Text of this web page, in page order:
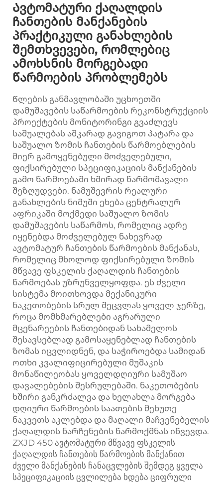
Ავტომატური ქაღალდის
ჩანთების მანქანების
პრაქტიკული განახლების
შემთხვევები, რომლებიც
ამოხსნის მორგებადი
წარმოების პრობლემებს
Წლების განმავლობაში უცხოეთში
დამუშავების საწარმოების რეკონსტრუქციის
პროექტების მონიტორინგი გვაძლევს
საშუალებას აშკარად გავიგოთ პატარა და
საშუალო ზომის ჩანთების წარმოებლების
მიერ გამოყენებული მოძველებული,
ფიქსირებული სპეციფიკაციის მანქანების
გამო წარმოებაში ხშირად წარმომავალი
შეზღუდვები. ნამუშევრის რეალური
განახლების ნიმუში ეხება ცენტრალურ
აფრიკაში მოქმედი საშუალო ზომის
დამუშავების საწარმოს, რომელიც ადრე
იყენებდა მოძველებულ ნახევრად
ავტომატურ ჩანთების წარმოების მანქანას,
რომელიც მხოლოდ ფიქსირებული ზომის
მწვავე ფსკელის ქაღალდის ჩანთების
წარმოებას უზრუნველყოფდა. ეს ძველი
სისტემა მოითხოვდა მექანიკური
ნაკეთობების სრულ შეცვლას ყოველ ჯერზე,
როცა მომხმარებლები აგრარული
მცენარეების ჩანთებიდან სახამელოს
შესავსებლად გამოსაყენებლად ჩანთების
ზომას იცვლიდნენ, და საჭიროებდა სამიდან
ოთხი კვალიფიცირებული მუშაკის
მონაწილეობას ყოველდღიური სამუშაო
დავალებების შესრულებაში. ნაკეთობების
ხშირი განკრძალვა და ხელახლა მორგება
დღიური წარმოების საათების მეხუთე
ნაკვეთს აკლებდა და მაღალი მაჩვენებელის
ქაღალდის ნარჩენების წარმოქმნას იწვევდა.
ZXJD 450 ავტომატური მწვავე ფსკელის
ქაღალდის ჩანთების წარმოების მანქანით
ძველი მანქანების ჩანაცვლების შემდეგ ყველა
სპეციფიკაციის ცვლილება ხდება ციფრული